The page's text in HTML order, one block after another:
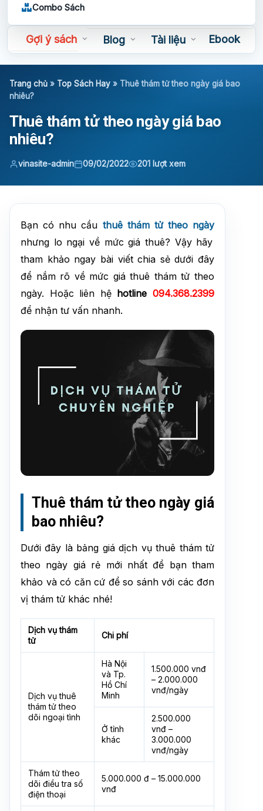
Combo Sách
Gợi ý sách Blog Tài liệu
Ebook
Sách nói
Trang chủ » Top Sách Hay » Thuê thám tử theo ngày giá bao
nhiêu?
Thuê thám tử theo ngày giá bao
nhiêu?
vinasite-admin 09/02/2022 201 lượt xem
Bạn có nhu cầu thuê thám tử theo ngày
nhưng lo ngại về mức giá thuê? Vậy hãy
tham khảo ngay bài viết chia sẻ dưới đây
để nắm rõ về mức giá thuê thám tử theo
ngày. Hoặc liên hệ hotline094.368.2399
để nhận tư vấn nhanh.
Thuê thám tử theo ngày giá
bao nhiêu?
Dưới đây là bảng giá dịch vụ thuê thám tử
theo ngày giá rẻ mới nhất để bạn tham
khảo và có căn cứ để so sánh với các đơn
vị thám tử khác nhé!
Dịch vụ thám
tử
Chi phí
Dịch vụ thuê
thám tử theo
dõi ngoại tình
Hà Nội
và Tp.
Hồ Chí
Minh
1.500.000 vnđ
– 2.000.000
vnđ/ngày
Ở tỉnh
khác
2.500.000
vnđ –
3.000.000
vnđ/ngày
Thám tử theo
dõi điều tra số
điện thoại
5.000.000 đ – 15.000.000
vnđ